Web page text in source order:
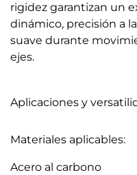
rigidez garantizan un
dinámico, precisión a
suave durante
ejes.
Aplicaciones y
Materiales aplicables:
Acero al carbono